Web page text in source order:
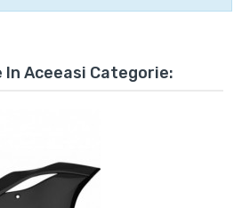
In Aceeasi Categorie: